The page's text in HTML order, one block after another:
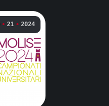
21 2024